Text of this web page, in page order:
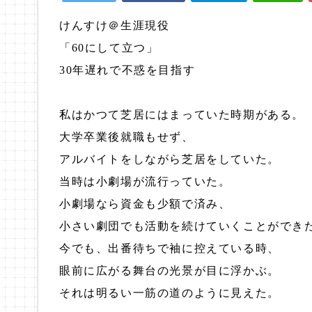
けんすけ＠生涯現役
「60にして立つ」
30年遅れで不惑を目指す
私はかつて芝居にはまっていた時期がある。
大学卒業後就職もせず、
アルバイトをしながら芝居をしていた。
当時は小劇場が流行っていた。
小劇場なら資金も少額で済み、
小さい劇団でも活動を続けていくことができ
今でも、出番待ちで袖に控えている時、
眼前に広がる舞台の光景が目に浮かぶ。
それは明るい一筋の道のように見えた。